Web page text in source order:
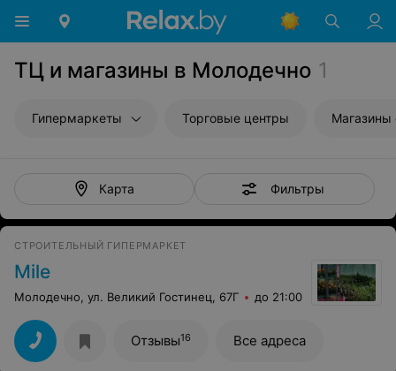
ТЦ и магазины в Молодечно 1
Гипермаркеты Торговые центры
Карта Фильтры
СТРОИТЕЛЬНЫЙ ГИПЕРМАРКЕТ
Mile
Молодечно, ул. Великий Гостинец, 67Г до 21:00
Отзывы16 Все адреса